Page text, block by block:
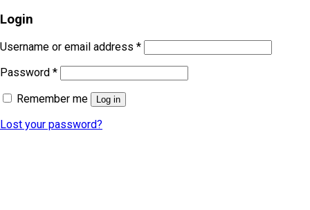
Login
Username or email address *
Password *
Remember me
Log in
Lost your password?